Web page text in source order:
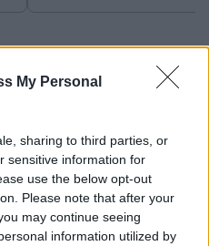
My Personal
sharing to third parties, or
sensitive information for
use the below opt-out
Please note that after your
may continue seeing
information utilized by
εδώ
50 /50